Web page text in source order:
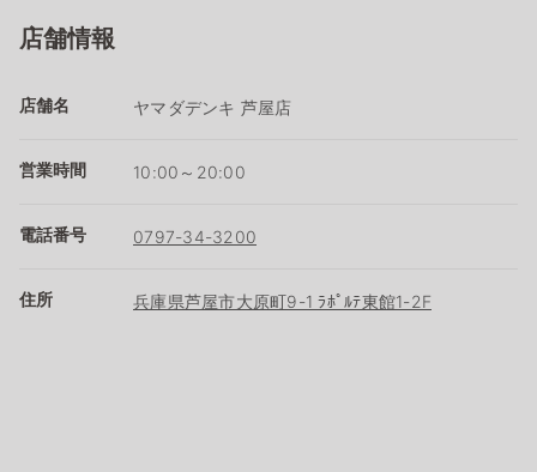
店舗情報
店舗名 ヤマダデンキ 芦屋店
営業時間 10:00～20:00
電話番号 0797-34-3200
住所 兵庫県芦屋市大原町9-1 ﾗﾎﾟﾙﾃ東館1-2F